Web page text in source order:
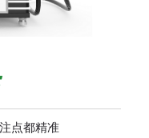
点都精准